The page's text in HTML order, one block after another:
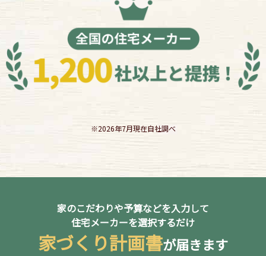
※2026年7月現在自社調べ
家のこだわりや予算などを入力して
住宅メーカーを選択するだけ
家づくり計画書が届きます